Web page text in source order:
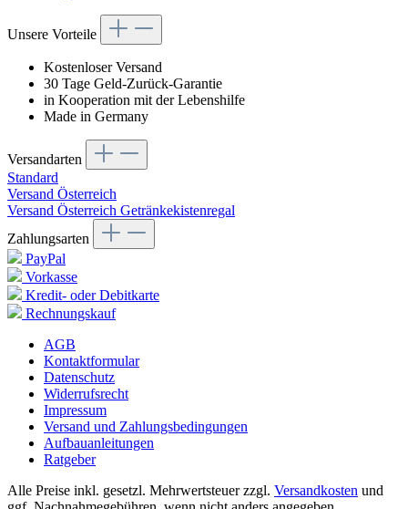
Unsere Vorteile
Kostenloser Versand
30 Tage Geld-Zurück-Garantie
in Kooperation mit der Lebenshilfe
Made in Germany
Versandarten
Standard
Versand Österreich
Versand Österreich Getränkekistenregal
Zahlungsarten
PayPal
Vorkasse
Kredit- oder Debitkarte
Rechnungskauf
AGB
Kontaktformular
Datenschutz
Widerrufsrecht
Impressum
Versand und Zahlungsbedingungen
Aufbauanleitungen
Ratgeber
Alle Preise inkl. gesetzl. Mehrwertsteuer zzgl. Versandkosten und